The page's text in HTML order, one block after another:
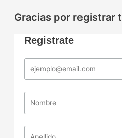
Gracias por registrar
Registrate